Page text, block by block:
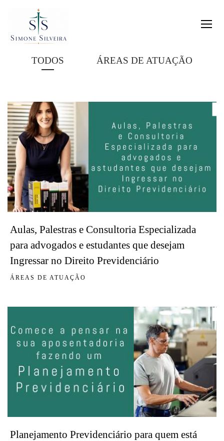
TODOS ÁREAS DE ATUAÇÃO
Aulas, Palestras e Consultoria Especializada
para advogados e estudantes que desejam
Ingressar no Direito Previdenciário
ÁREAS DE ATUAÇÃO
Planejamento Previdenciário para quem está